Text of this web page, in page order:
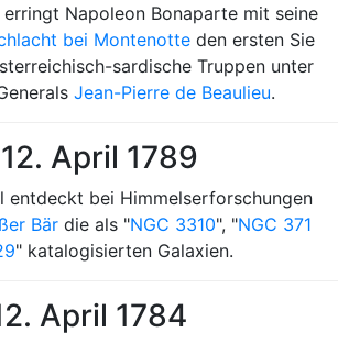
Napoleon Bonaparte mit seine
bei Montenotte den ersten Sie
sardische Truppen unter
Jean-Pierre de Beaulieu.
April 1789
entdeckt bei Himmelserforschungen
Bär die als "NGC 3310", "NGC 371
" katalogisierten Galaxien.
April 1784